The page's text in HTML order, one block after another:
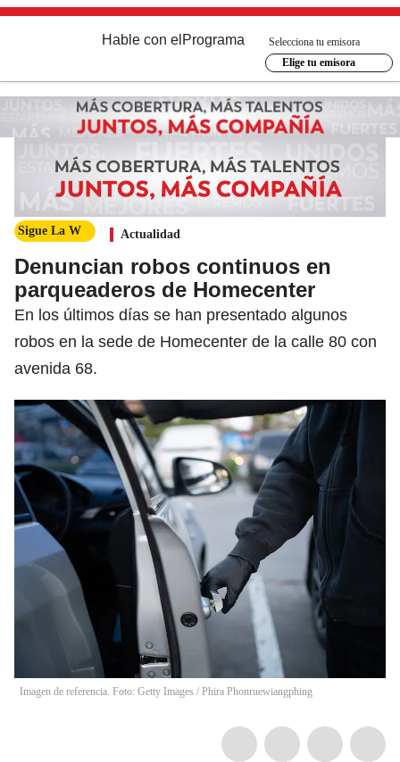
Hable con el Programa
Selecciona tu emisora
Elige tu emisora
Sigue La W Actualidad
Denuncian robos continuos en
parqueaderos de Homecenter
En los últimos días se han presentado algunos
robos en la sede de Homecenter de la calle 80 con
avenida 68.
Imagen de referencia. Foto: Getty Images / Phira Phonruewiangphing